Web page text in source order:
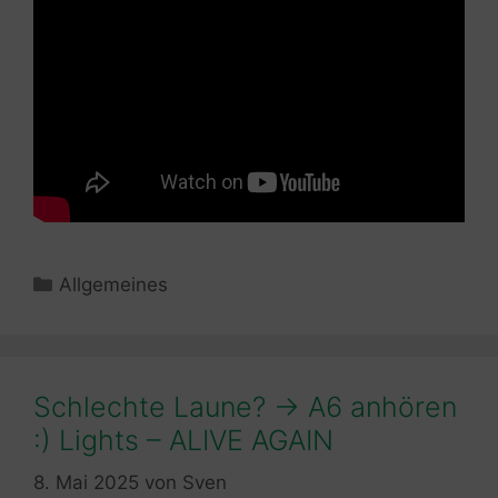
Kategorien
Allgemeines
Schlechte Laune? -> A6 anhören
:) Lights – ALIVE AGAIN
8. Mai 2025 von Sven